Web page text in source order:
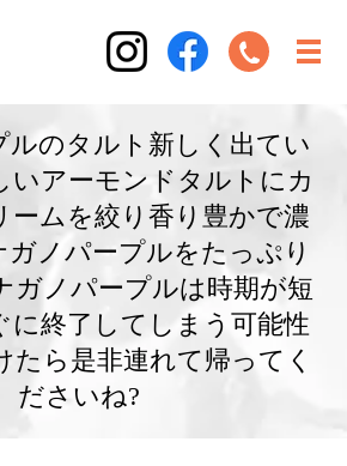
ルのタルト新しく出てい
アーモンドタルトにカ
ームを絞り香り豊かで濃
ガノパープルをたっぷり
ガノパープルは時期が短
に終了してしまう可能性
たら是非連れて帰ってく
ださいね?